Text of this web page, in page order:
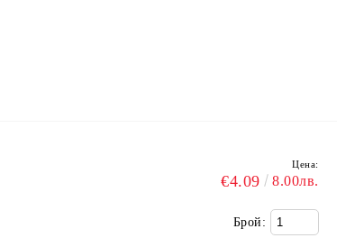
Цена:
€4.09 8.00лв.
Брой: